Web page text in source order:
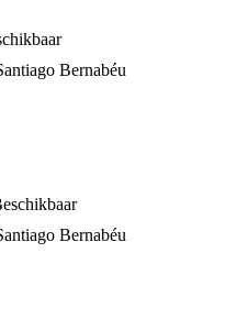
Bernabéu
Bernabéu